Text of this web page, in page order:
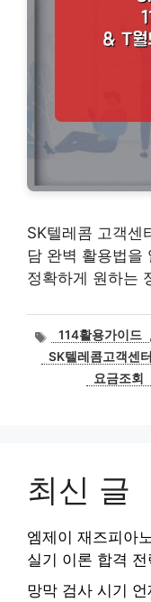
SK텔레콤 고객센
담 완벽 활용법을
정확하게 원하는
태
그
114활용가이드 ,
SK텔레콤고객센터
요금조회
최신 글
엠제이 재즈피아
실기 이론 합격 전
망막 검사 시기